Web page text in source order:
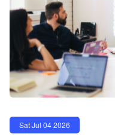
Sat Jul 04 2026